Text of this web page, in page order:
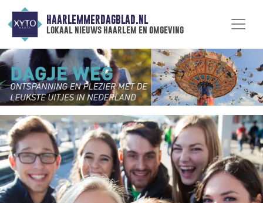
HAARLEMMERDAGBLAD.NL
lokaal nieuws haarlem en omgeving